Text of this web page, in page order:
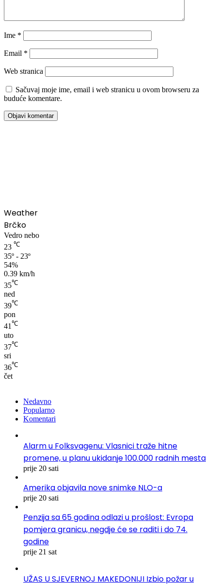
Ime *
Email *
Web stranica
Sačuvaj moje ime, email i web stranicu u ovom browseru za
buduće komentare.
Weather
Brčko
Vedro nebo
23 ℃
35º - 23º
54%
0.39 km/h
35℃
ned
39℃
pon
41℃
uto
37℃
sri
36℃
čet
Nedavno
Popularno
Komentari
Alarm u Folksvagenu: Vlasnici traže hitne
promene, u planu ukidanje 100.000 radnih mesta
prije 20 sati
Amerika objavila nove snimke NLO-a
prije 20 sati
Penzija sa 65 godina odlazi u prošlost: Evropa
pomjera granicu, negdje će se raditi i do 74.
godine
prije 21 sat
UŽAS U SJEVERNOJ MAKEDONIJI Izbio požar u